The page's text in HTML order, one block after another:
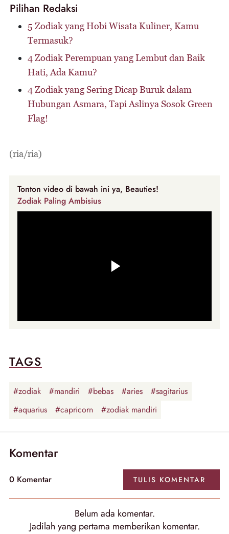
Pilihan Redaksi
5 Zodiak yang Hobi Wisata Kuliner, Kamu
Termasuk?
4 Zodiak Perempuan yang Lembut dan Baik
Hati, Ada Kamu?
4 Zodiak yang Sering Dicap Buruk dalam
Hubungan Asmara, Tapi Aslinya Sosok Green
Flag!
(ria/ria)
Tonton video di bawah ini ya, Beauties!
Zodiak Paling Ambisius
TAGS
#zodiak #mandiri #bebas #aries
#sagitarius
#aquarius
#capricorn #zodiak mandiri
Komentar
0 Komentar TULIS KOMENTAR
Belum ada komentar.
Jadilah yang pertama memberikan komentar.